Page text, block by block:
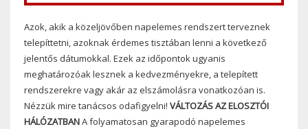
Azok, akik a közeljövőben napelemes rendszert terveznek
telepíttetni, azoknak érdemes tisztában lenni a következő
jelentős dátumokkal. Ezek az időpontok ugyanis
meghatározóak lesznek a kedvezményekre, a telepített
rendszerekre vagy akár az elszámolásra vonatkozóan is.
Nézzük mire tanácsos odafigyelni! VÁLTOZÁS AZ ELOSZTÓI
HÁLÓZATBANA folyamatosan gyarapodó napelemes